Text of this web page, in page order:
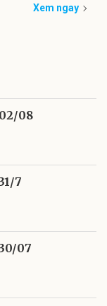
Xem ngay
08
7
07